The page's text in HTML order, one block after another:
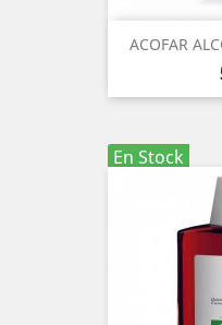
ACOFAR
En Stock